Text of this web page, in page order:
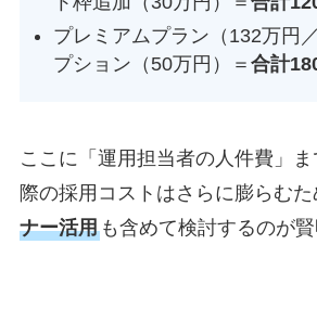
プレミアムプラン（132万円
プション（50万円）＝合計
ここに「運用担当者の人件費」
際の採用コストはさらに膨らむた
ナー活用も含めて検討するのが賢